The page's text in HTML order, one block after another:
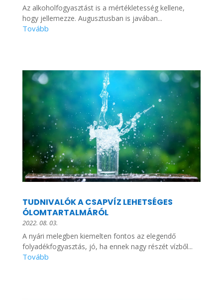
Az alkoholfogyasztást is a mértékletesség kellene,
hogy jellemezze. Augusztusban is javában...
TUDNIVALÓK A CSAPVÍZ LEHETSÉGES
ÓLOMTARTALMÁRÓL
2022. 08. 03.
A nyári melegben kiemelten fontos az elegendő
folyadékfogyasztás, jó, ha ennek nagy részét vízből...